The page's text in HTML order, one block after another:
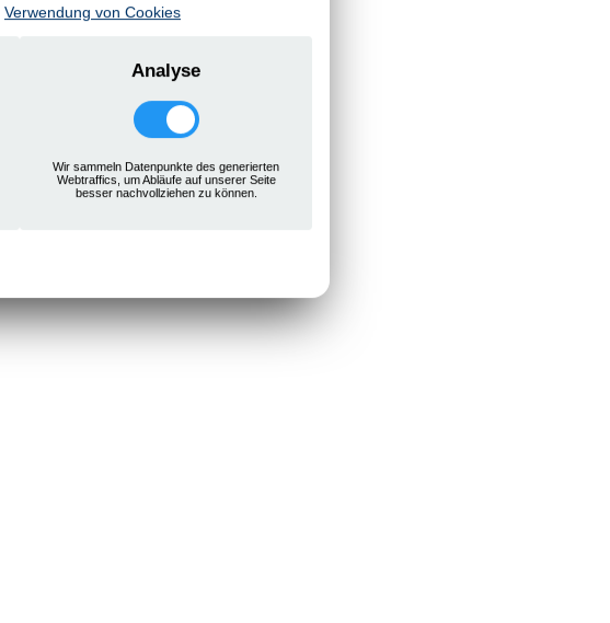
Verwendung von Cookies
Analyse
Wir sammeln Datenpunkte des generierten
Webtraffics, um Abläufe auf unserer Seite
besser nachvollziehen zu können.